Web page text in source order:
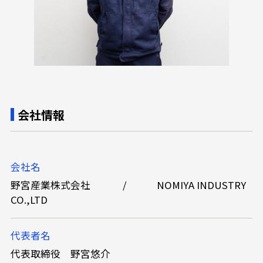
会社情報
会社名
野宮産業株式会社 / NOMIYA INDUSTRY
CO.,LTD
代表者名
代表取締役 野宮悠介